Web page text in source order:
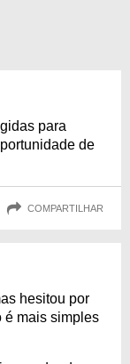
para
de
COMPARTILHAR
hesitou por
é mais simples